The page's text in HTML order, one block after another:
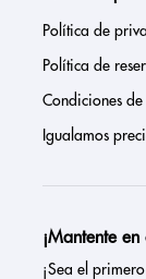
Política de
Política de
Condiciones de
Igualamos
¡Mantente
¡Sea el